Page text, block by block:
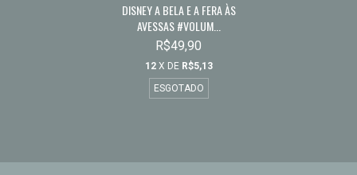
DISNEY A BELA E A FERA ÀS
AVESSAS #VOLUM...
R$49,90
12 X DE R$5,13
ESGOTADO